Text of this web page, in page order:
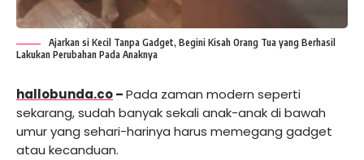
Ajarkan si Kecil Tanpa Gadget, Begini Kisah Orang Tua yang Berhasil
Lakukan Perubahan Pada Anaknya
hallobunda.co–Pada zaman modern seperti
sekarang, sudah banyak sekali anak-anak di bawah
umur yang sehari-harinya harus memegang gadget
atau kecanduan.